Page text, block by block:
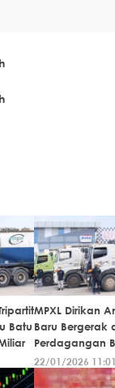
Batu
MPXL Dirikan
Baru Bergerak
Perdagangan
22/01/2026